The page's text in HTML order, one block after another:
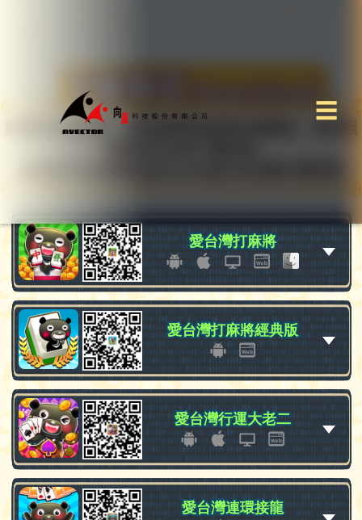
☰
親愛的玩家你好，請先選擇您想要的遊戲後，再依照
愛台灣打麻將
愛台灣打麻將
愛台灣打麻將經典版
愛台灣打麻將經典版
愛台灣行運大老二
愛台灣行運大老二
愛台灣連環接龍
愛台灣連環接龍